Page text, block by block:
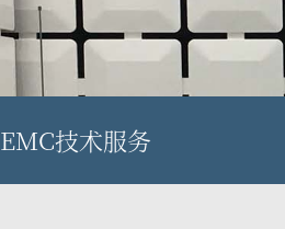
EMC技术服务